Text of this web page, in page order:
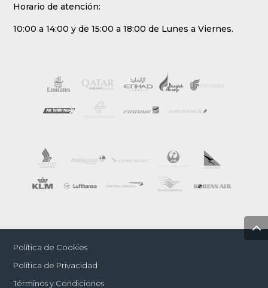
Horario de atención:
10:00 a 14:00 y de 15:00 a 18:00 de Lunes a Viernes.
Política de Cookies
Política de Privacidad
Términos y Condiciones